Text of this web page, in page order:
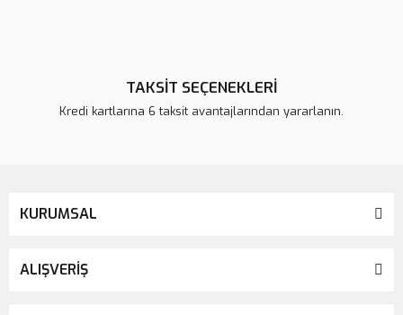
TAKSİT SEÇENEKLERİ
Kredi kartlarına 6 taksit avantajlarından yararlanın.
KURUMSAL
ALIŞVERİŞ